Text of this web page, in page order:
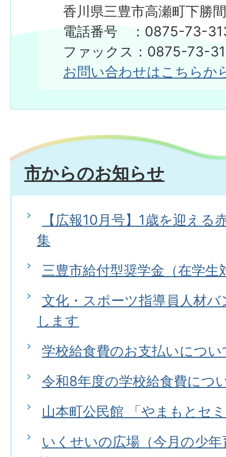
香川県三豊市高瀬町下勝
電話番号 ：0875-73-
ファックス：0875-73-
お問い合わせはこちらか
市からのお知らせ
【広報10月号】1歳を迎える
集
三豊市給付型奨学金（在学生
文化・スポーツ指導員人材
します
学校給食費のお支払いにつ
令和8年度の学校給食費につ
山本町公民館 「やまもとセ
いくせいの広場（今月の少